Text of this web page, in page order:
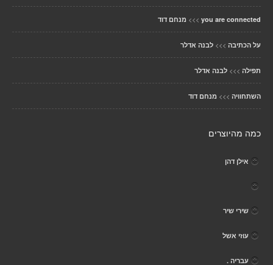
you are connected
>>> מנחם דוד
על הכתיבה >>> לבנה אדלר
תפילה >>> לבנה אדלר
השתחוויה >>> מנחם דוד
כמה מהיוצרים
אילן דהן
שירי שיר
עוזי אשל
עבריה .